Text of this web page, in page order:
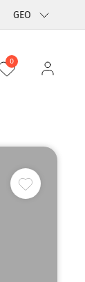
GEO
Rus
0